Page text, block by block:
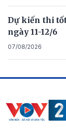
Dự kiến thi
ngày 11-12/6
07/08/2026